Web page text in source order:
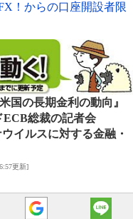
！からの口座開設者限
国の長期金利の動向』
ECB総裁の記者会
イルスに対する金融・
更新]